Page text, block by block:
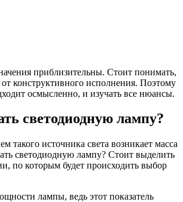
приблизительны. Стоит понимать,
от конструктивного исполнения. Поэтому
осмысленно, и изучать все нюансы.
светодиодную лампу?
такого источника света возникает масса
светодиодную лампу? Стоит выделить
по которым будет происходить выбор
лампы, ведь этот показатель